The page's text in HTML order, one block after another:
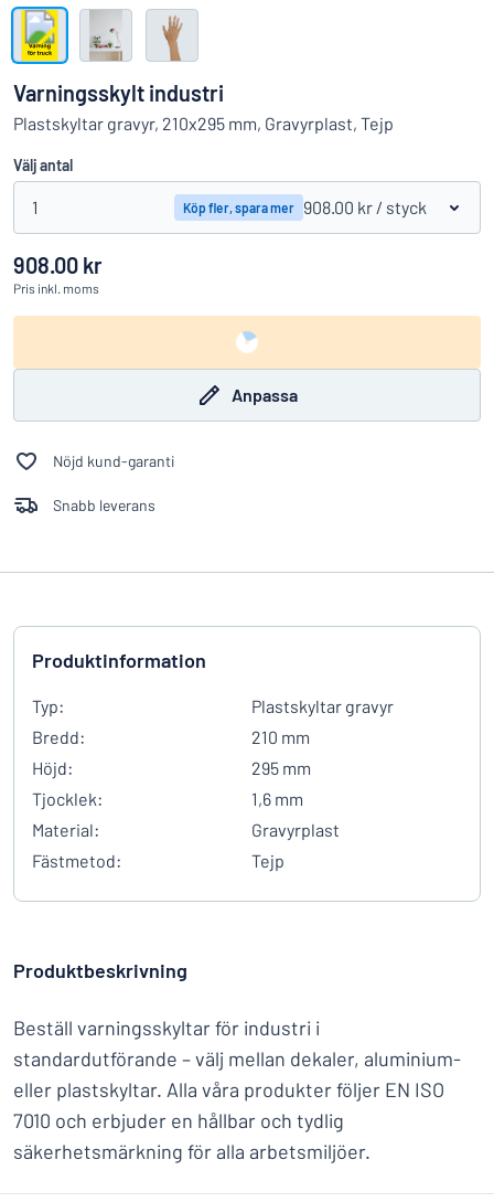
Hittar du inte det du söker? Börja designa din skylt
Visa alla kategorier
Logga
in
Kundservice
Privatperson Företag
Varningsskylt industri
Plastskyltar gravyr, 210x295 mm, Gravyrplast, Tejp
Välj antal
1 Köp fler, spara mer 908.00 kr / styck
908.00 kr
Pris inkl. moms
Anpassa
Nöjd kund-garanti
Snabb leverans
Produktinformation
Typ:
Plastskyltar gravyr
Bredd:
210 mm
Höjd:
295 mm
Tjocklek:
1,6 mm
Material:
Gravyrplast
Fästmetod:
Tejp
Produktbeskrivning
Beställ varningsskyltar för industri i
standardutförande – välj mellan dekaler, aluminium-
eller plastskyltar. Alla våra produkter följer EN ISO
7010 och erbjuder en hållbar och tydlig
säkerhetsmärkning för alla arbetsmiljöer.